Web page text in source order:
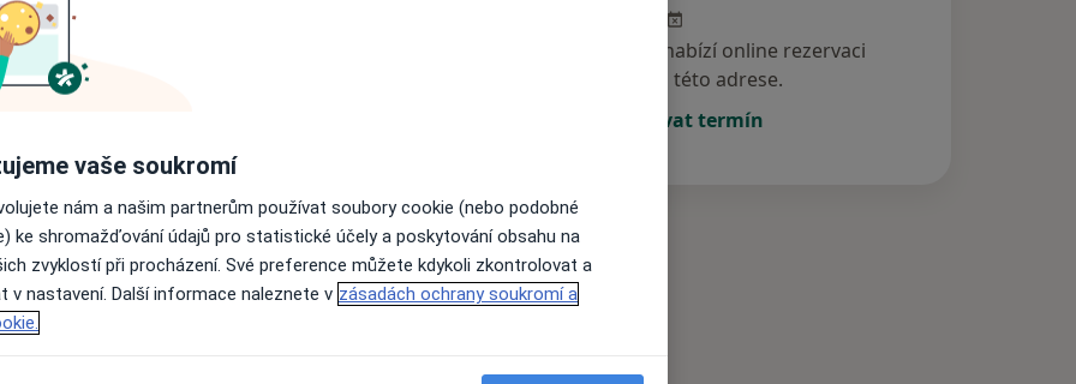
Rezervovat termín
Názory pacientů
nejsou k dispozici
informace o svých službách.
Tento specialista nenabízí online rezervaci
termínu na této adrese.
Rezervovat termín
vaše soukromí
nám a našim partnerům používat soubory cookie (nebo podobné
ke shromažďování údajů pro statistické účely a poskytování obsahu na
zvyklostí při procházení. Své preference můžete kdykoli zkontrolovat a
v nastavení. Další informace naleznete v zásadách ochrany soukromí a